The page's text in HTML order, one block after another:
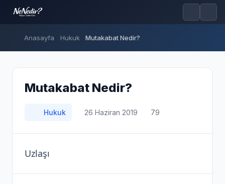
Anasayfa Hukuk Mutakabat Nedir?
Mutakabat Nedir?
Hukuk 26 Haziran 2019 79
Uzlaşı